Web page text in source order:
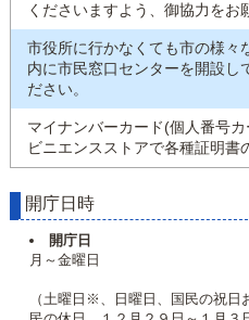
くださいますよう、御協力をお
市役所に行かなくても市の様々
内に市民窓口センターを開設し
ださい。
マイナンバーカード(個人番号
ビニエンスストアで各種証明書
開庁日時
開庁日
月～金曜日
（土曜日※、日曜日、国民の祝日